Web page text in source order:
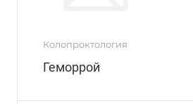
Колопроктология
Геморрой